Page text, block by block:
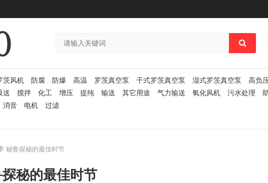
茨风机 防腐 防爆 高温 罗茨真空泵 干式罗茨真空泵 湿式罗茨真空泵
高负
送 搅拌 化工 增压 提纯 输送 其它用途 气力输送 氧化风机 污水处理
消音 电机
过滤
秘鲁探秘的最佳时节
秘的最佳时节